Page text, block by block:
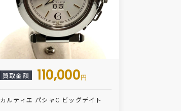
買取金額 110,000円
カルティエ パシャC ビッグデイト